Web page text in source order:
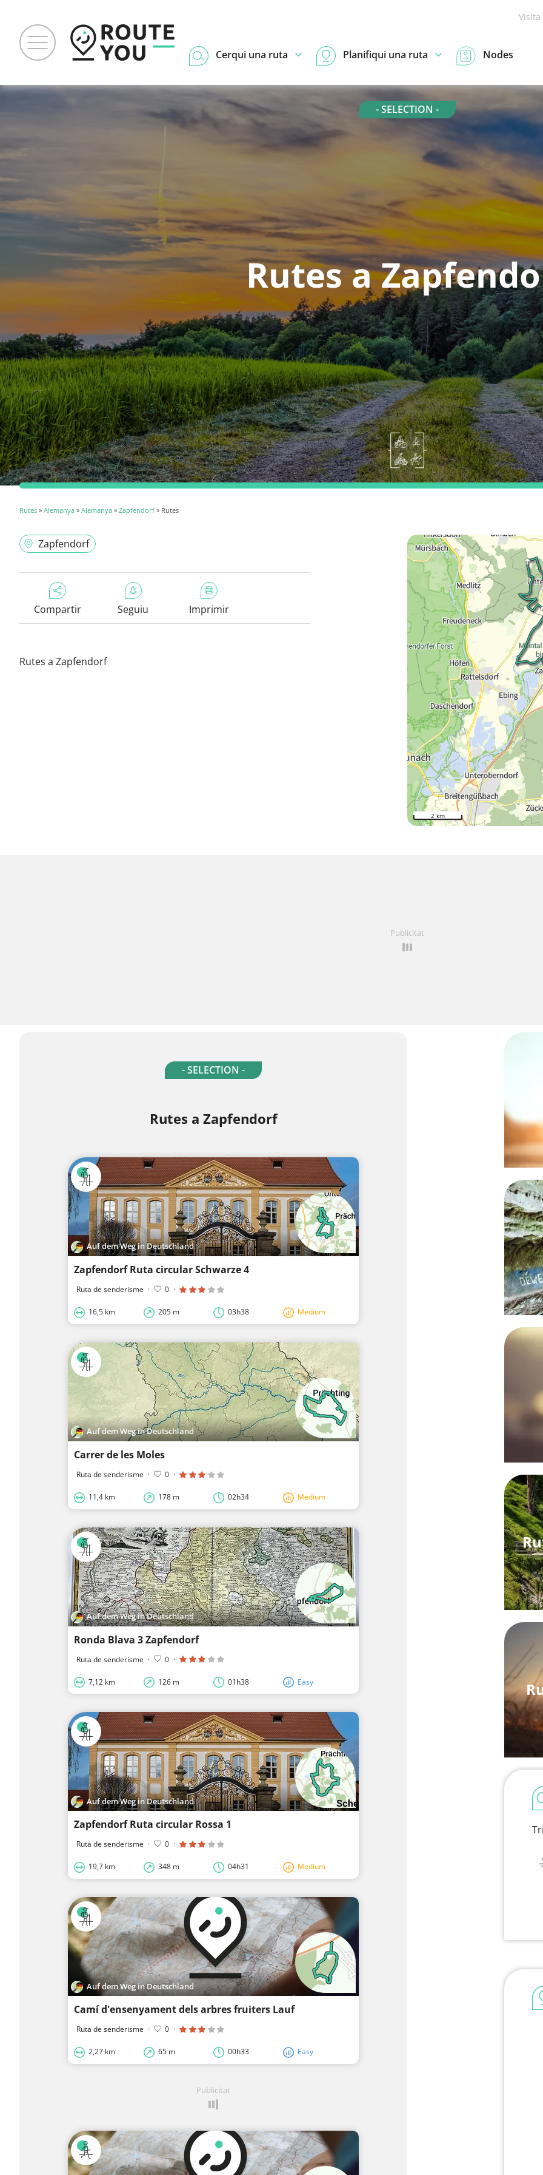
Cerqui una ruta Planifiqui una ruta Nodes
- SELECTION -
Rutes a
Rutes » Alemanya » Alemanya » Zapfendorf » Rutes
Zapfendorf
Compartir Seguiu Imprimir
Rutes a Zapfendorf
2 km
Publicitat
- SELECTION -
Rutes a Zapfendorf
Auf dem Weg in Deutschland
Zapfendorf Ruta circular Schwarze 4
Ruta de senderisme · 0 ·
16,5 km 205 m 03h38 Medium
Auf dem Weg in Deutschland
Carrer de les Moles
Ruta de senderisme · 0 ·
11,4 km 178 m 02h34 Medium
Auf dem Weg in Deutschland
Ronda Blava 3 Zapfendorf
Ruta de senderisme · 0 ·
7,12 km 126 m 01h38 Easy
Auf dem Weg in Deutschland
Zapfendorf Ruta circular Rossa 1
Ruta de senderisme · 0 ·
19,7 km 348 m 04h31 Medium
Auf dem Weg in Deutschland
Camí d'ensenyament dels arbres fruiters Lauf
Ruta de senderisme · 0 ·
2,27 km 65 m 00h33 Easy
Publicitat